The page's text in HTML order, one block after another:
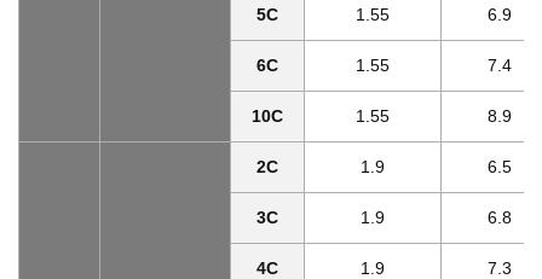
5C 1.55 6.9
6C 1.55 7.4
10C 1.55 8.9
2C 1.9 6.5
3C 1.9 6.8
4C 1.9 7.3